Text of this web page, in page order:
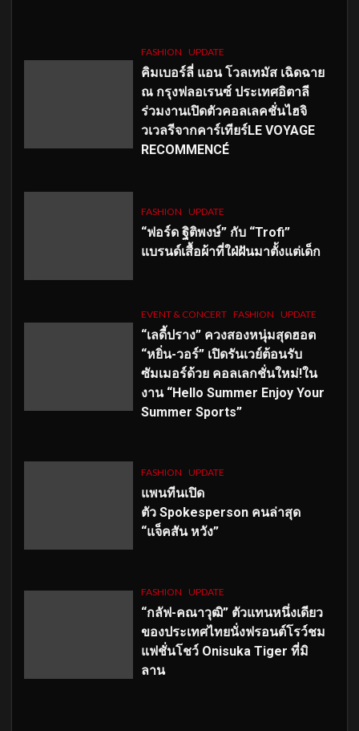
FASHION UPDATE
คิมเบอร์ลี่ แอน โวลเทมัส เฉิดฉาย
ณ กรุงฟลอเรนซ์ ประเทศอิตาลี
ร่วมงานเปิดตัวคอลเลคชั่นไฮจิ
วเวลรีจากคาร์เทียร์LE VOYAGE
RECOMMENCÉ
FASHION UPDATE
“ฟอร์ด ฐิติพงษ์” กับ “Trofi”
แบรนด์เสื้อผ้าที่ใฝ่ฝันมาตั้งแต่เด็ก
EVENT & CONCERT FASHION UPDATE
“เลดี้ปราง” ควงสองหนุ่มสุดฮอต
“หยิ่น-วอร์” เปิดรันเวย์ต้อนรับ
ซัมเมอร์ด้วย คอลเลกชั่นใหม่!ใน
งาน “Hello Summer Enjoy Your
Summer Sports”
FASHION UPDATE
แพนทีนเปิด
ตัว Spokesperson คนล่าสุด
“แจ็คสัน หวัง”
FASHION UPDATE
“กลัฟ-คณาวุฒิ” ตัวแทนหนึ่งเดียว
ของประเทศไทยนั่งฟรอนต์โรว์ชม
แฟชั่นโชว์ Onisuka Tiger ที่มิ
ลาน